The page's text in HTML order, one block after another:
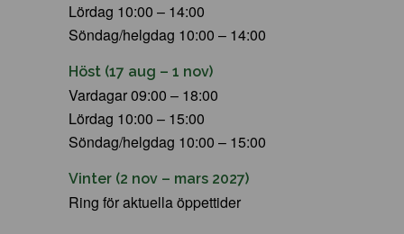
Lördag 10:00 – 14:00
Söndag/helgdag 10:00 – 14:00
Höst (17 aug – 1 nov)
Vardagar 09:00 – 18:00
Lördag 10:00 – 15:00
Söndag/helgdag 10:00 – 15:00
Vinter (2 nov – mars 2027)
Ring för aktuella öppettider